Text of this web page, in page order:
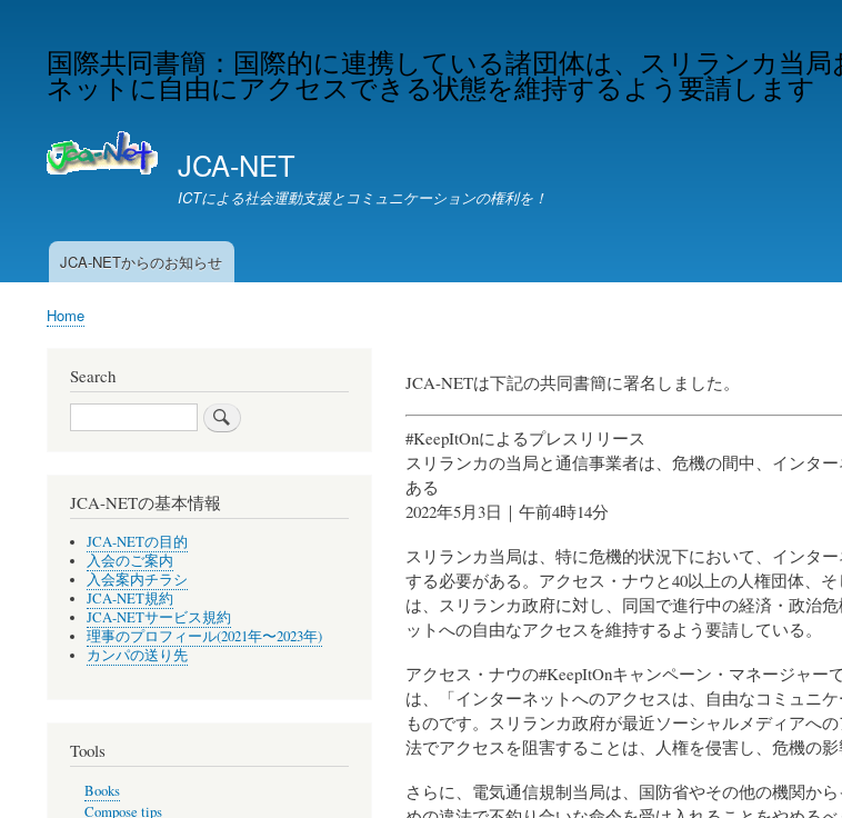
main
content
国際共同書簡：国際的に連携している諸団体は、スリランカ当
ネットに自由にアクセスできる状態を維持するよう要請します
JCA-NET
ICTによる社会運動支援とコミュニケーションの権利を！
ら
JCA-NETからのお知らせ
Breadcrumb
Home
JCA-NETは下記の共同書簡に署名しました。
#KeepItOnによるプレスリリース
スリランカの当局と通信事業者は、危機の間中、インタ
ある
2022年5月3日｜午前4時14分
スリランカ当局は、特に危機的状況下において、インタ
する必要がある。アクセス・ナウと40以上の人権団体、
は、スリランカ政府に対し、同国で進行中の経済・政治
ットへの自由なアクセスを維持するよう要請している。
アクセス・ナウの#KeepItOnキャンペーン・マネージャー
は、「インターネットへのアクセスは、自由なコミュニ
ものです。スリランカ政府が最近ソーシャルメディアへ
法でアクセスを阻害することは、人権を侵害し、危機の影
さらに、電気通信規制当局は、国防省やその他の機関か
Search
Search
JCA-NETの基本情報
JCA-NETの目的
入会のご案内
入会案内チラシ
JCA-NET規約
JCA-NETサービス規約
理事のプロフィール(2021年〜2023年)
カンパの送り先
Tools
Books
Compose tips